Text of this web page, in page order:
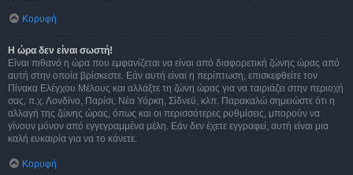
Κορυφή
Η ώρα δεν είναι σωστή!
Είναι πιθανό η ώρα που εμφανίζεται να είναι από διαφορετική ζώνης ώρας από
αυτή στην οποία βρίσκεστε. Εάν αυτή είναι η περίπτωση, επισκεφθείτε τον
Πίνακα Ελέγχου Μέλους και αλλάξτε τη ζώνη ώρας για να ταιριάζει στην περιοχή
σας, π.χ. Λονδίνο, Παρίσι, Νέα Υόρκη, Σίδνεϋ, κλπ. Παρακαλώ σημειώστε ότι η
αλλαγή της ζώνης ώρας, όπως και οι περισσότερες ρυθμίσεις, μπορούν να
γίνουν μόνον από εγγεγραμμένα μέλη. Εάν δεν έχετε εγγραφεί, αυτή είναι μια
καλή ευκαιρία για να το κάνετε.
Κορυφή